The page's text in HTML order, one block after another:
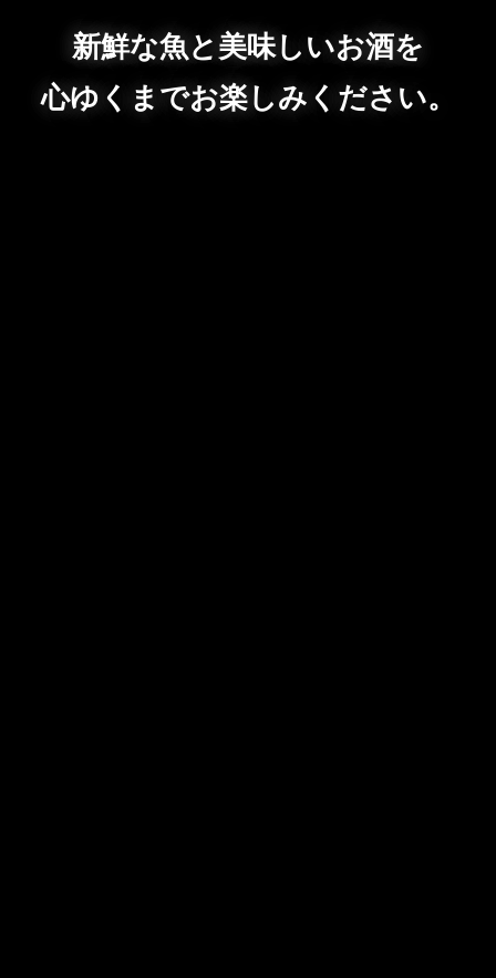
新鮮な魚と美味しいお酒を
心ゆくまでお楽しみください。